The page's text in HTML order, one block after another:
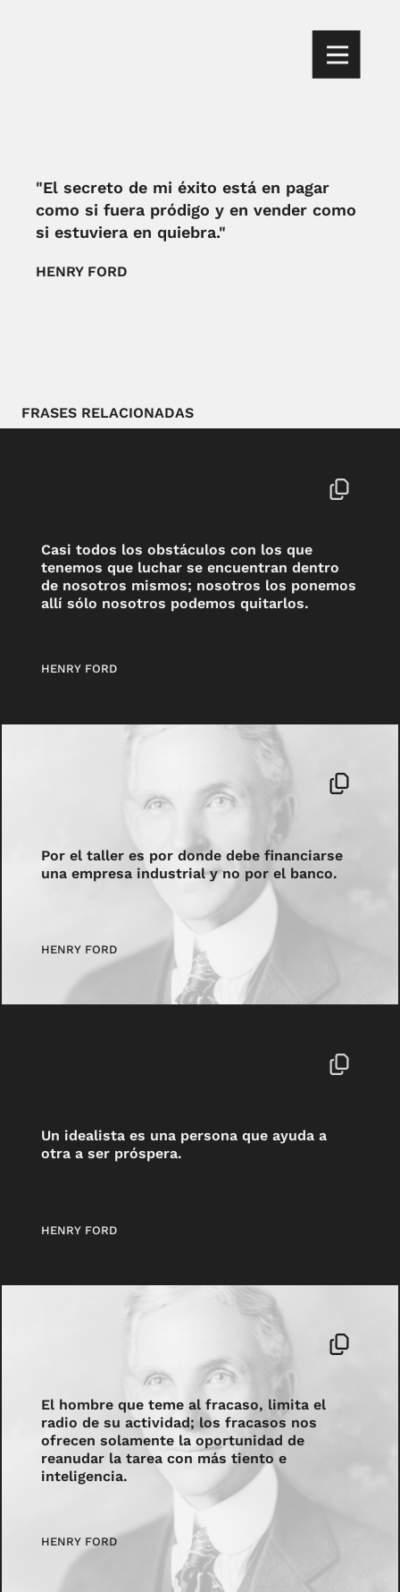
"El secreto de mi éxito está en pagar
como si fuera pródigo y en vender como
si estuviera en quiebra."
HENRY FORD
FRASES RELACIONADAS
Casi todos los obstáculos con los que
tenemos que luchar se encuentran dentro
de nosotros mismos; nosotros los ponemos
allí sólo nosotros podemos quitarlos.
HENRY FORD
Por el taller es por donde debe financiarse
una empresa industrial y no por el banco.
HENRY FORD
Un idealista es una persona que ayuda a
otra a ser próspera.
HENRY FORD
El hombre que teme al fracaso, limita el
radio de su actividad; los fracasos nos
ofrecen solamente la oportunidad de
reanudar la tarea con más tiento e
inteligencia.
HENRY FORD